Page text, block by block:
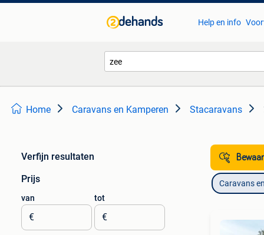
Help en info
Home Caravans en Kamperen Stacaravans
Verfijn resultaten
Prijs
van
€
tot
€
Caravans